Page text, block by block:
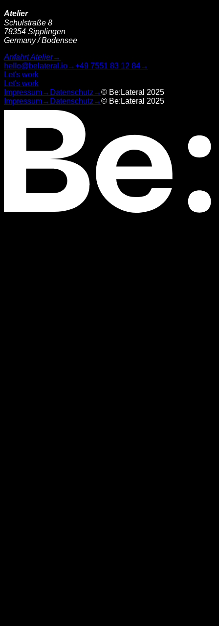
Atelier
Schulstraße 8
78354 Sipplingen
Germany / Bodensee
Anfahrt Atelier→
hello@belateral.io→+49 7551 83 12 84→
Let's work
Let's work
Impressum→ Datenschutz →© Be:Lateral 2025
Impressum→ Datenschutz →© Be:Lateral 2025